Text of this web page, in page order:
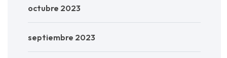
octubre 2023
septiembre 2023